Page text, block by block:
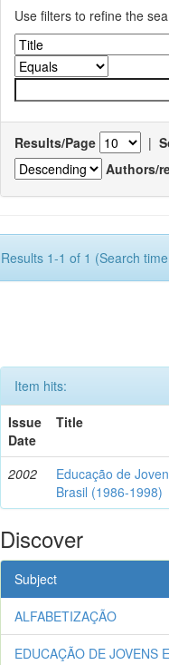
Use filters to refine the
Results/Page |
Authors/
Results 1-1 of 1 (Search
Item hits:
Issue
Date
Title
2002
Educação de
Brasil (1986-1998)
Discover
Subject
ALFABETIZAÇÃO
EDUCAÇÃO DE JOVENS